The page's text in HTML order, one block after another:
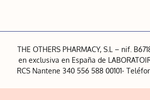
THE OTHERS PHARMACY, S.L – nif.
en exclusiva en España de
RCS Nantene 340 556 588 00101-